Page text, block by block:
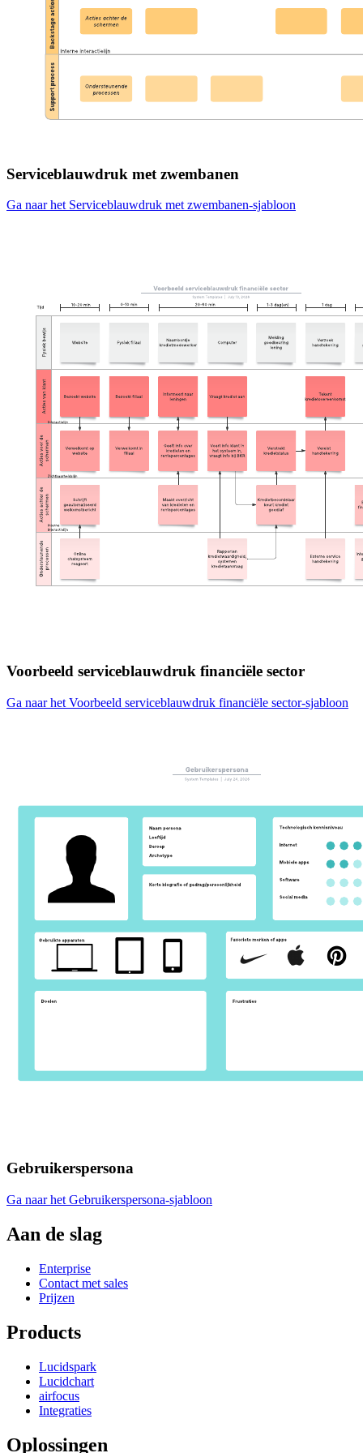
Serviceblauwdruk met zwembanen
Ga naar het Serviceblauwdruk met zwembanen-sjabloon
Voorbeeld serviceblauwdruk financiële sector
Ga naar het Voorbeeld serviceblauwdruk financiële sector-sjabloon
Gebruikerspersona
Ga naar het Gebruikerspersona-sjabloon
Aan de slag
Enterprise
Contact met sales
Prijzen
Products
Lucidspark
Lucidchart
airfocus
Integraties
Oplossingen